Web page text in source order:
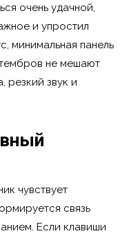
очень удачной,
и упростил
минимальная панель
не мешают
резкий звук и
чувствует
связь
Если клавиши